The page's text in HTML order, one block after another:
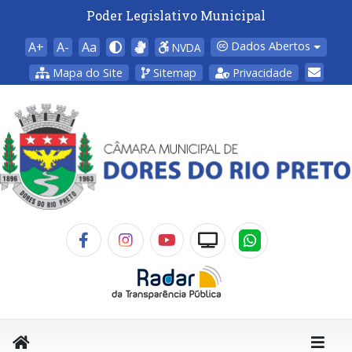
Poder Legislativo Municipal
A+ A- Aa NVDA
Dados Abertos
Mapa do Site
Sitemap Privacidade